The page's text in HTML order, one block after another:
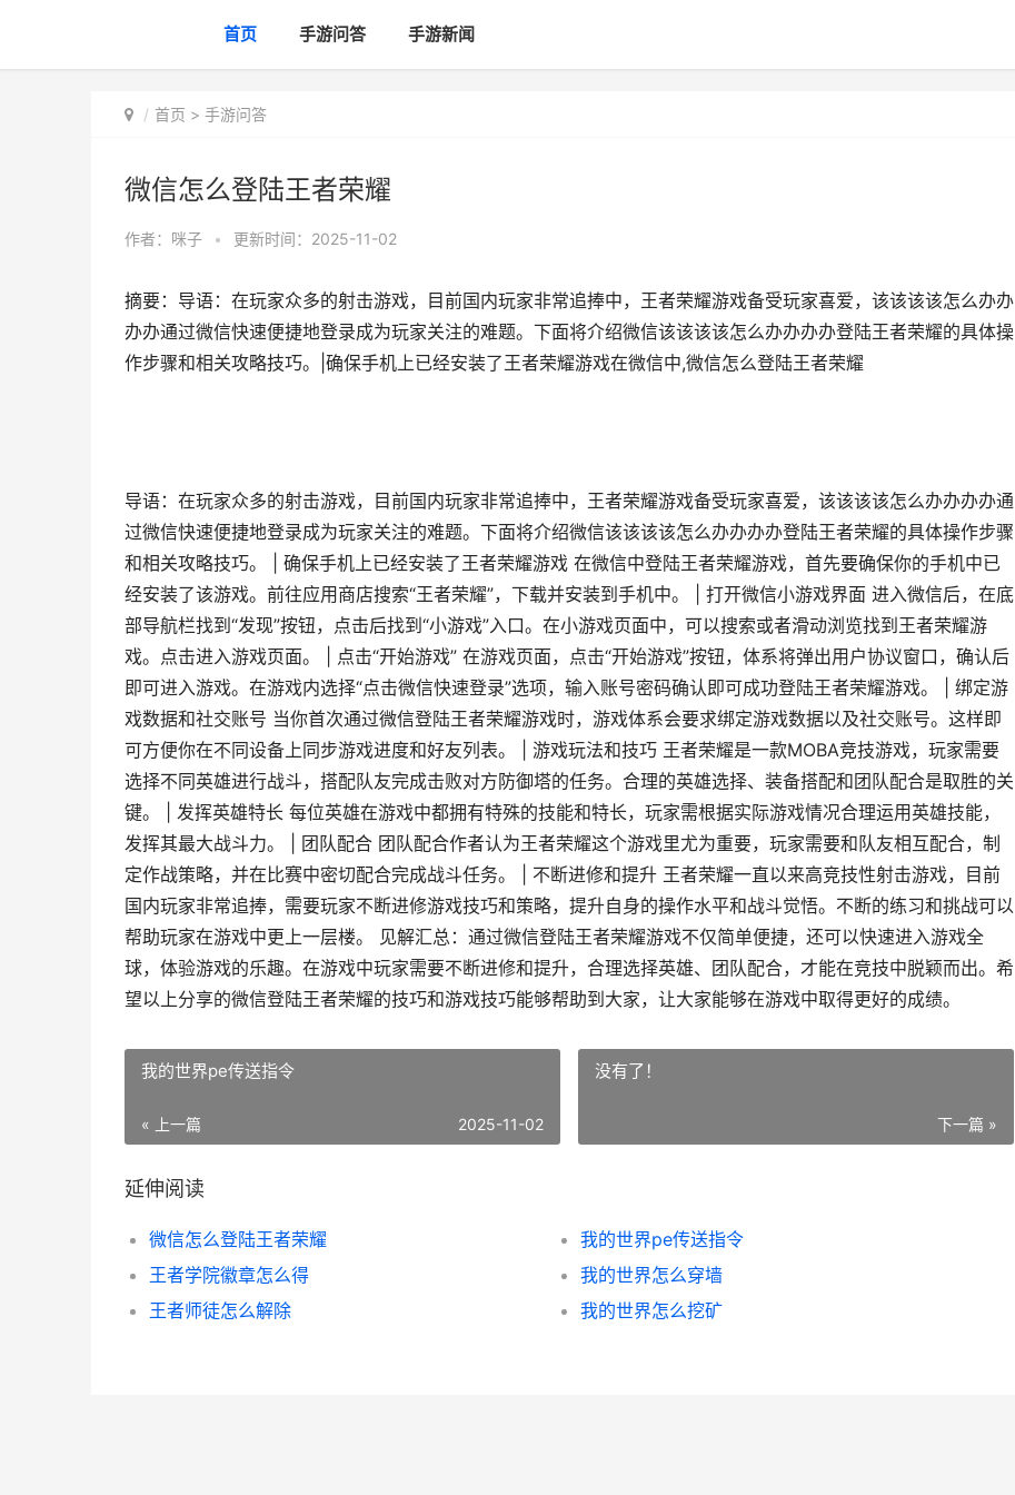
首页 手游问答 手游新闻
首页 > 手游问答
微信怎么登陆王者荣耀
作者： 咪子 • 更新时间：2025-11-02
摘要：导语：在玩家众多的射击游戏，目前国内玩家非常追捧中，王者荣耀游戏备受玩家喜爱，该该该该怎么办办
办办通过微信快速便捷地登录成为玩家关注的难题。下面将介绍微信该该该该怎么办办办办登陆王者荣耀的具体操
作步骤和相关攻略技巧。|确保手机上已经安装了王者荣耀游戏在微信中,微信怎么登陆王者荣耀
导语：在玩家众多的射击游戏，目前国内玩家非常追捧中，王者荣耀游戏备受玩家喜爱，该该该该怎么办办办办通
过微信快速便捷地登录成为玩家关注的难题。下面将介绍微信该该该该怎么办办办办登陆王者荣耀的具体操作步骤
和相关攻略技巧。 | 确保手机上已经安装了王者荣耀游戏 在微信中登陆王者荣耀游戏，首先要确保你的手机中已
经安装了该游戏。前往应用商店搜索“王者荣耀”，下载并安装到手机中。 | 打开微信小游戏界面 进入微信后，在底
部导航栏找到“发现”按钮，点击后找到“小游戏”入口。在小游戏页面中，可以搜索或者滑动浏览找到王者荣耀游
戏。点击进入游戏页面。 | 点击“开始游戏” 在游戏页面，点击“开始游戏”按钮，体系将弹出用户协议窗口，确认后
即可进入游戏。在游戏内选择“点击微信快速登录”选项，输入账号密码确认即可成功登陆王者荣耀游戏。 | 绑定游
戏数据和社交账号 当你首次通过微信登陆王者荣耀游戏时，游戏体系会要求绑定游戏数据以及社交账号。这样即
可方便你在不同设备上同步游戏进度和好友列表。 | 游戏玩法和技巧 王者荣耀是一款MOBA竞技游戏，玩家需要
选择不同英雄进行战斗，搭配队友完成击败对方防御塔的任务。合理的英雄选择、装备搭配和团队配合是取胜的关
键。 | 发挥英雄特长 每位英雄在游戏中都拥有特殊的技能和特长，玩家需根据实际游戏情况合理运用英雄技能，
发挥其最大战斗力。 | 团队配合 团队配合作者认为王者荣耀这个游戏里尤为重要，玩家需要和队友相互配合，制
定作战策略，并在比赛中密切配合完成战斗任务。 | 不断进修和提升 王者荣耀一直以来高竞技性射击游戏，目前
国内玩家非常追捧，需要玩家不断进修游戏技巧和策略，提升自身的操作水平和战斗觉悟。不断的练习和挑战可以
帮助玩家在游戏中更上一层楼。 见解汇总：通过微信登陆王者荣耀游戏不仅简单便捷，还可以快速进入游戏全
球，体验游戏的乐趣。在游戏中玩家需要不断进修和提升，合理选择英雄、团队配合，才能在竞技中脱颖而出。希
望以上分享的微信登陆王者荣耀的技巧和游戏技巧能够帮助到大家，让大家能够在游戏中取得更好的成绩。
我的世界pe传送指令
« 上一篇 2025-11-02
没有了！
下一篇 »
延伸阅读
微信怎么登陆王者荣耀
我的世界pe传送指令
王者学院徽章怎么得
我的世界怎么穿墙
王者师徒怎么解除
我的世界怎么挖矿